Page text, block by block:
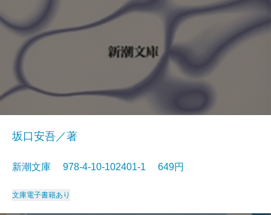
坂口安吾／著
新潮文庫 978-4-10-102401-1 649円
文庫電子書籍あり